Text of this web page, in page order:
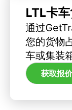
LTL卡
通过
您的货物
车或集装
获取报价